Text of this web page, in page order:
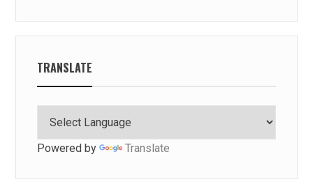
TRANSLATE
Powered by Translate